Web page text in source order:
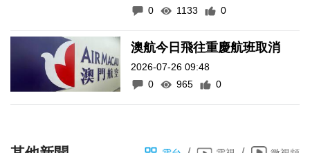
0
1133 0
澳航今日飛往重慶航班取消
2026-07-26 09:48
0
965 0